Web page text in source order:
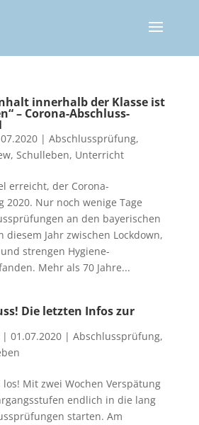
innerhalb der Klasse ist
– Corona-Abschluss-
| Abschlussprüfung,
, Schulleben, Unterricht
erreicht, der Corona-
2020. Nur noch wenige Tage
an den bayerischen
diesem Jahr zwischen Lockdown,
strengen Hygiene-
Mehr als 70 Jahre...
Die letzten Infos zur
| 01.07.2020| Abschlussprüfung,
los! Mit zwei Wochen Verspätung
endlich in die lang
starten. Am